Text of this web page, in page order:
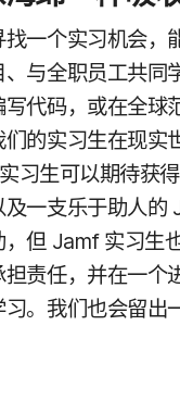
找​一​个​实习​机会，​
、​与​全​职​员工​共同​
写​代码，​或​在​全球​
们​的​实习生​在​现实​
实习生​可以​期​待​获
一​支​乐于​助人​的
，​但 Jamf 实习生​
担​责任，​并​在​一​个​
。​我们​也​会​留出​